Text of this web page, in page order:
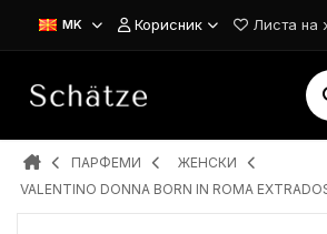
MK Корисник Листа на
ПАРФЕМИ
ЖЕНСКИ
VALENTINO DONNA BORN IN ROMA